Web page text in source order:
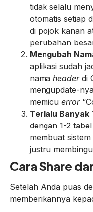
tidak selalu
otomatis setiap
di pojok kanan
perubahan
Mengubah
aplikasi sudah
nama headerdi
mengupdate-
memicu error
Terlalu Banyak
dengan 1-2
membuat
justru
Cara Share
Setelah Anda puas
memberikannya